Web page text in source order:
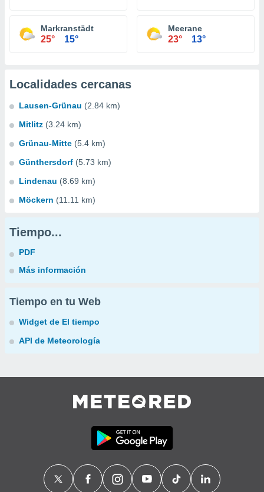
Markranstädt
25° 15°
Meerane
23° 13°
Localidades cercanas
Lausen-Grünau (2.84 km)
Mitlitz (3.24 km)
Grünau-Mitte (5.4 km)
Günthersdorf (5.73 km)
Lindenau (8.69 km)
Möckern (11.11 km)
Tiempo...
PDF
Más información
Tiempo en tu Web
Widget de El tiempo
API de Meteorología